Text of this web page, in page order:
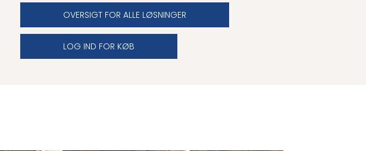
OVERSIGT FOR ALLE LØSNINGER
LOG IND FOR KØB